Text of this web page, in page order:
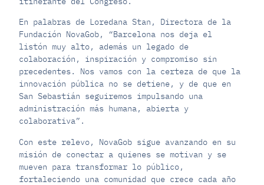
En palabras de Loredana Stan, Directora de la
Fundación NovaGob, “Barcelona nos deja el
listón muy alto, además un legado de
colaboración, inspiración y compromiso sin
precedentes. Nos vamos con la certeza de que la
innovación pública no se detiene, y de que en
San Sebastián seguiremos impulsando una
administración más humana, abierta y
colaborativa”.
Con este relevo, NovaGob sigue avanzando en su
misión de conectar a quienes se motivan y se
mueven para transformar lo público,
fortaleciendo una comunidad que crece cada año